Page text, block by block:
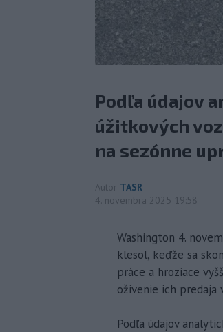
Podľa údajov
úžitkových
na sezónne
Autor TASR
4. novembra 2025 19:58
Washington 4.
klesol, keďže sa
práce a hroziace
oživenie ich predaja
Podľa údajov